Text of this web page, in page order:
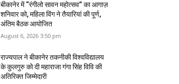
बीकानेर में “रंगीलो सावन महोत्सव” का आगाज़
शनिवार को, महिला विंग ने तैयारियां की पूर्ण,
अंतिम बैठक आयोजित
August 6, 2026 3:50 pm
राज्यपाल ने बीकानेर तकनीकी विश्वविद्यालय
के कुलगुरु को दी महाराजा गंगा सिंह विवि की
अतिरिक्त जिम्मेदारी